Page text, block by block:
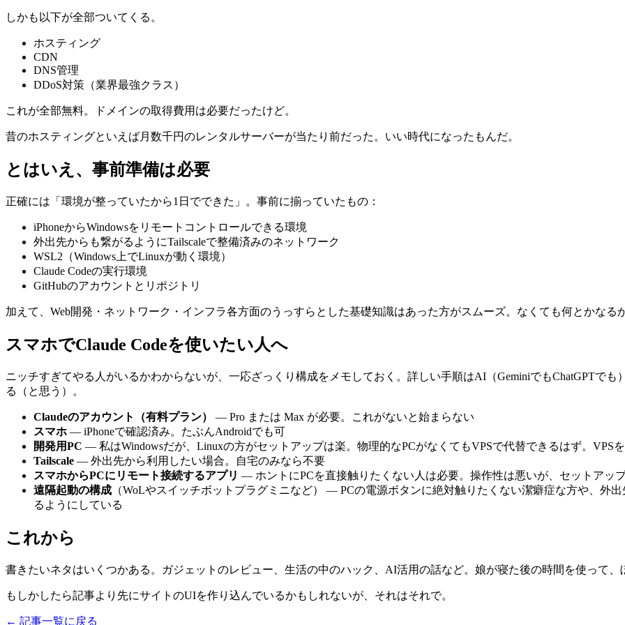
しかも以下が全部ついてくる。
ホスティング
CDN
DNS管理
DDoS対策（業界最強クラス）
これが全部無料。ドメインの取得費用は必要だったけど。
昔のホスティングといえば月数千円のレンタルサーバーが当たり前だった。いい時代になったもんだ。
とはいえ、事前準備は必要
正確には「環境が整っていたから1日でできた」。事前に揃っていたもの：
iPhoneからWindowsをリモートコントロールできる環境
外出先からも繋がるようにTailscaleで整備済みのネットワーク
WSL2（Windows上でLinuxが動く環境）
Claude Codeの実行環境
GitHubのアカウントとリポジトリ
加えて、Web開発・ネットワーク・インフラ各方面のうっすらとした基礎知識はあった方がスムーズ。なくても何とかなる
スマホでClaude Codeを使いたい人へ
ニッチすぎてやる人がいるかわからないが、一応ざっくり構成をメモしておく。詳しい手順はAI（GeminiでもChatGPTでも
る（と思う）。
Claudeのアカウント（有料プラン）
— Pro または Max が必要。これがないと始まらない
スマホ — iPhoneで確認済み。たぶんAndroidでも可
開発用PC — 私はWindowsだが、Linuxの方がセットアップは楽。物理的なPCがなくてもVPSで代替できるはず。VPS
Tailscale — 外出先から利用したい場合。自宅のみなら不要
スマホからPCにリモート接続するアプリ — ホントにPCを直接触りたくない人は必要。操作性は悪いが、セットアッ
遠隔起動の構成 （WoLやスイッチボットプラグミニなど） — PCの電源ボタンに絶対触りたくない潔癖症な方や、外
るようにしている
これから
書きたいネタはいくつかある。ガジェットのレビュー、生活の中のハック、AI活用の話など。娘が寝た後の時間を使って、
もしかしたら記事より先にサイトのUIを作り込んでいるかもしれないが、それはそれで。
← 記事一覧に戻る